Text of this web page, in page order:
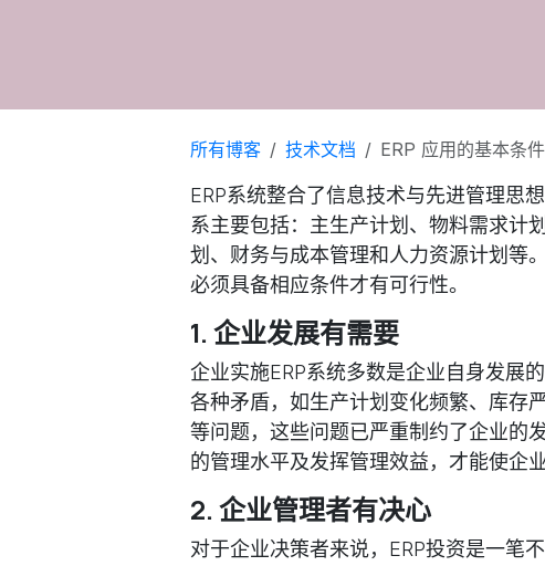
所有博客 技术文档 ERP 应用的基本条件
ERP系统整合了信息技术与先进管理思
系主要包括：主生产计划、物料需求计
划、财务与成本管理和人力资源计划等
必须具备相应条件才有可行性。
1. 企业发展有需要
企业实施ERP系统多数是企业自身发展
各种矛盾，如生产计划变化频繁、库存
等问题，这些问题已严重制约了企业的
的管理水平及发挥管理效益，才能使企
2. 企业管理者有决心
对于企业决策者来说，ERP投资是一笔